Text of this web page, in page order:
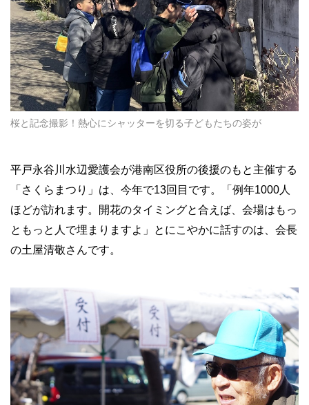
桜と記念撮影！熱心にシャッターを切る子どもたちの姿が
平戸永谷川水辺愛護会が港南区役所の後援のもと主催する
「さくらまつり」は、今年で13回目です。「例年1000人
ほどが訪れます。開花のタイミングと合えば、会場はもっ
ともっと人で埋まりますよ」とにこやかに話すのは、会長
の土屋清敬さんです。